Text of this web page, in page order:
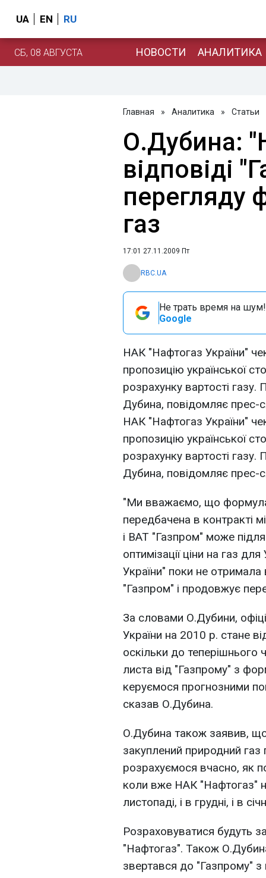
UA EN RU
СБ, 08 АВГУСТА НОВОСТИ АНАЛИТИКА
Главная » Аналитика » Статьи
О.Дубина:
відповіді
перегляду
газ
17:01 27.11.2009 Пт
RBC.UA
Не трать время на
Google
НАК "Нафтогаз України"
пропозицію української
розрахунку вартості
Дубина, повідомляє прес-
НАК "Нафтогаз України"
пропозицію української
розрахунку вартості
Дубина, повідомляє прес-
"Ми вважаємо, що формула
передбачена в контракті
і ВАТ "Газпром" може
оптимізації ціни на газ
України" поки не отримала
"Газпром" і продовжує
За словами О.Дубини,
України на 2010 р. стане
оскільки до теперішнього
листа від "Газпрому" з
керуємося прогнозними
сказав О.Дубина.
О.Дубина також заявив,
закуплений природний
розрахуємося вчасно, як
коли вже НАК "Нафтогаз"
листопаді, і в грудні, і в
Розраховуватися будуть
"Нафтогаз". Також
звертався до "Газпрому"